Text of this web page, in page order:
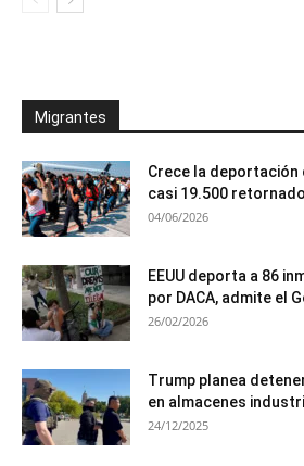
Migrantes
Crece la deportación
casi 19.500
04/06/2026
EEUU deporta a 86
por DACA, admite el
26/02/2026
Trump planea
en almacenes
24/12/2025